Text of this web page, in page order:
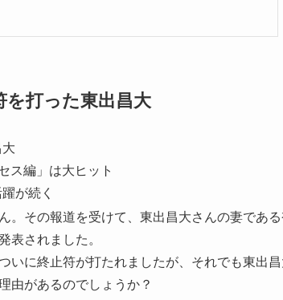
を打った東出昌大
ス編」は大ヒット
が続く
。その報道を受けて、東出昌大さんの妻であ
表されました。
いに終止符が打たれましたが、それでも東出昌
由があるのでしょうか？